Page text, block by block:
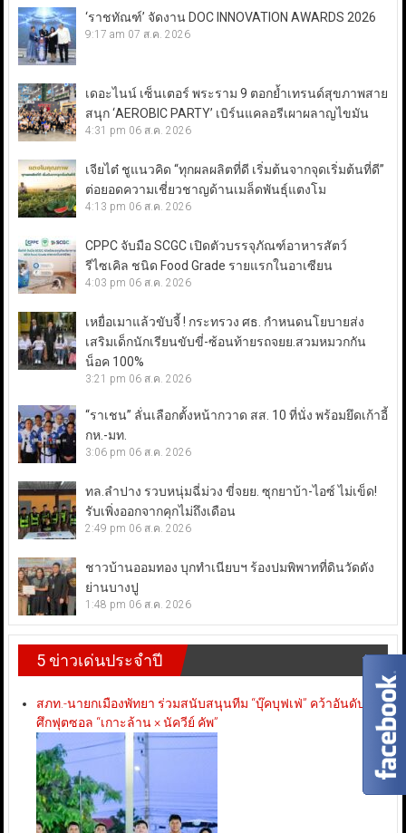
‘ราชทัณฑ์’ จัดงาน DOC INNOVATION AWARDS 2026
9:17 am 07 ส.ค. 2026
เดอะไนน์ เซ็นเตอร์ พระราม 9 ตอกย้ำเทรนด์สุขภาพสาย
สนุก ‘AEROBIC PARTY’ เบิร์นแคลอรีเผาผลาญไขมัน
4:31 pm 06 ส.ค. 2026
เจียไต๋ ชูแนวคิด “ทุกผลผลิตที่ดี เริ่มต้นจากจุดเริ่มต้นที่ดี”
ต่อยอดความเชี่ยวชาญด้านเมล็ดพันธุ์แตงโม
4:13 pm 06 ส.ค. 2026
CPPC จับมือ SCGC เปิดตัวบรรจุภัณฑ์อาหารสัตว์
รีไซเคิล ชนิด Food Grade รายแรกในอาเซียน
4:03 pm 06 ส.ค. 2026
เหยื่อเมาแล้วขับจี้ ! กระทรวง ศธ. กำหนดนโยบายส่ง
เสริมเด็กนักเรียนขับขี่-ซ้อนท้ายรถจยย.สวมหมวกกัน
น็อค 100%
3:21 pm 06 ส.ค. 2026
“ราเชน” ลั่นเลือกตั้งหน้ากวาด สส. 10 ที่นั่ง พร้อมยึดเก้าอี้
กห.-มท.
3:06 pm 06 ส.ค. 2026
ทล.ลำปาง รวบหนุ่มฉี่ม่วง ขี่จยย. ซุกยาบ้า-ไอซ์ ไม่เข็ด!
รับเพิ่งออกจากคุกไม่ถึงเดือน
2:49 pm 06 ส.ค. 2026
ชาวบ้านออมทอง บุกทำเนียบฯ ร้องปมพิพาทที่ดินวัดดัง
ย่านบางปู
1:48 pm 06 ส.ค. 2026
5 ข่าวเด่นประจำปี
สภท.-นายกเมืองพัทยา ร่วมสนับสนุนทีม “บุ๊คบุฟเฟ่” คว้าอันดับ 3
ศึกฟุตซอล “เกาะล้าน × นัควีย์ คัพ”